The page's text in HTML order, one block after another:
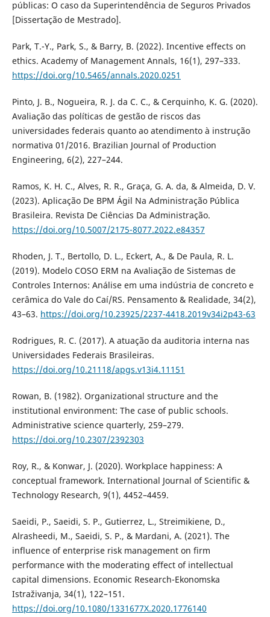
públicas: O caso da Superintendência de Seguros Privados
[Dissertação de Mestrado].
Park, T.-Y., Park, S., & Barry, B. (2022). Incentive effects on
ethics. Academy of Management Annals, 16(1), 297–333.
https://doi.org/10.5465/annals.2020.0251
Pinto, J. B., Nogueira, R. J. da C. C., & Cerquinho, K. G. (2020).
Avaliação das políticas de gestão de riscos das
universidades federais quanto ao atendimento à instrução
normativa 01/2016. Brazilian Journal of Production
Engineering, 6(2), 227–244.
Ramos, K. H. C., Alves, R. R., Graça, G. A. da, & Almeida, D. V.
(2023). Aplicação De BPM Ágil Na Administração Pública
Brasileira. Revista De Ciências Da Administração.
https://doi.org/10.5007/2175-8077.2022.e84357
Rhoden, J. T., Bertollo, D. L., Eckert, A., & De Paula, R. L.
(2019). Modelo COSO ERM na Avaliação de Sistemas de
Controles Internos: Análise em uma indústria de concreto e
cerâmica do Vale do Caí/RS. Pensamento & Realidade, 34(2),
43–63. https://doi.org/10.23925/2237-4418.2019v34i2p43-63
Rodrigues, R. C. (2017). A atuação da auditoria interna nas
Universidades Federais Brasileiras.
https://doi.org/10.21118/apgs.v13i4.11151
Rowan, B. (1982). Organizational structure and the
institutional environment: The case of public schools.
Administrative science quarterly, 259–279.
https://doi.org/10.2307/2392303
Roy, R., & Konwar, J. (2020). Workplace happiness: A
conceptual framework. International Journal of Scientific &
Technology Research, 9(1), 4452–4459.
Saeidi, P., Saeidi, S. P., Gutierrez, L., Streimikiene, D.,
Alrasheedi, M., Saeidi, S. P., & Mardani, A. (2021). The
influence of enterprise risk management on firm
performance with the moderating effect of intellectual
capital dimensions. Economic Research-Ekonomska
Istraživanja, 34(1), 122–151.
https://doi.org/10.1080/1331677X.2020.1776140